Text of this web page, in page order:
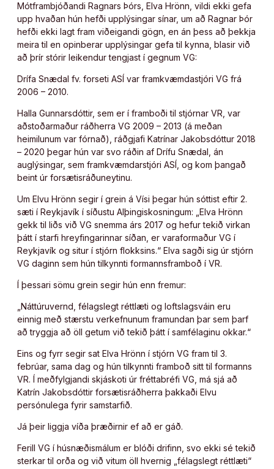
Mótframbjóðandi Ragnars Þórs, Elva Hrönn, vildi ekki gefa
upp hvaðan hún hefði upplýsingar sínar, um að Ragnar Þór
hefði ekki lagt fram viðeigandi gögn, en án þess að þekkja
meira til en opinberar upplýsingar gefa til kynna, blasir við
að þrír stórir leikendur tengjast í gegnum VG:
Drífa Snædal fv. forseti ASÍ var framkvæmdastjóri VG frá
2006 – 2010.
Halla Gunnarsdóttir, sem er í framboði til stjórnar VR, var
aðstoðarmaður ráðherra VG 2009 – 2013 (á meðan
heimilunum var fórnað), ráðgjafi Katrínar Jakobsdóttur 2018
– 2020 þegar hún var svo ráðin af Drífu Snædal, án
auglýsingar, sem framkvæmdarstjóri ASÍ, og kom þangað
beint úr forsætisráðuneytinu.
Um Elvu Hrönn segir í grein á Vísi þegar hún sóttist eftir 2.
sæti í Reykjavík í síðustu Alþingiskosningum: „Elva Hrönn
gekk til liðs við VG snemma árs 2017 og hefur tekið virkan
þátt í starfi hreyfingarinnar síðan, er varaformaður VG í
Reykjavík og situr í stjórn flokksins.“ Elva sagði sig úr stjórn
VG daginn sem hún tilkynnti formannsframboð í VR.
Í þessari sömu grein segir hún enn fremur:
„Náttúruvernd, félagslegt réttlæti og loftslagsváin eru
einnig með stærstu verkefnunum framundan þar sem þarf
að tryggja að öll getum við tekið þátt í samfélaginu okkar.“
Eins og fyrr segir sat Elva Hrönn í stjórn VG fram til 3.
febrúar, sama dag og hún tilkynnti framboð sitt til formanns
VR. Í meðfylgjandi skjáskoti úr fréttabréfi VG, má sjá að
Katrín Jakobsdóttir forsætisráðherra þakkaði Elvu
persónulega fyrir samstarfið.
Já þeir liggja víða þræðirnir ef að er gáð.
Ferill VG í húsnæðismálum er blóði drifinn, svo ekki sé tekið
sterkar til orða og við vitum öll hvernig „félagslegt réttlæti“